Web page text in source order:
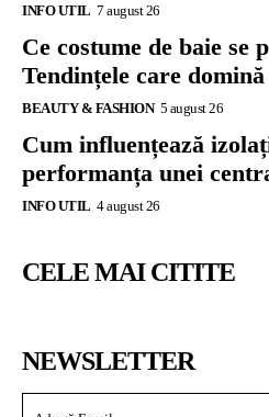
INFO UTIL 7 august 26
Ce costume de baie se
Tendințele care
BEAUTY & FASHION 5 august 26
Cum influențează
performanța unei
INFO UTIL 4 august 26
CELE MAI CITITE
NEWSLETTER